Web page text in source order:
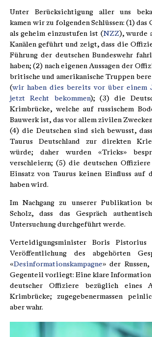
Unter Berücksichtigung aller uns
kamen wir zu folgenden Schlüssen: (1) das
als geheim einzustufen ist (NZZ), wurde
Kanälen geführt und zeigt, dass die
Führung der deutschen Bundeswehr
haben; (2) nach eigenen Aussagen der
britische und amerikanische Truppen
(wir haben dies bereits vor über einem
jetzt Recht bekommen); (3) die
Krimbrücke, welche auf russischem
Bauwerk ist, das vor allem zivilen
(4) die Deutschen sind sich bewusst,
Taurus Deutschland zur direkten
würde; daher wurden «Tricks»
verschleiern; (5) die deutschen Offiziere
Einsatz von Taurus keinen Einfluss auf
haben wird.
Im Nachgang zu unserer Publikation
Scholz, dass das Gespräch
Untersuchung durchgeführt werde.
Verteidigungsminister Boris Pistorius
Veröffentlichung des abgehörten
«Desinformationskampagne» der
Gegenteil vorliegt: Eine klare
deutscher Offiziere bezüglich eines
Krimbrücke; zugegebenermassen
aber wahr.